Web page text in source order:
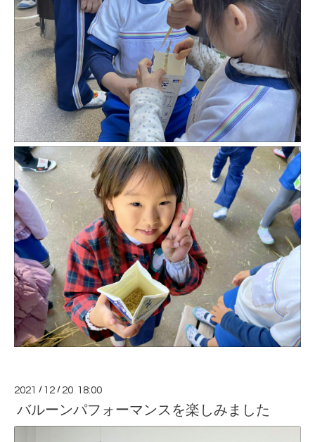
2021 / 12 / 20 18:00
バルーンパフォーマンスを楽しみました